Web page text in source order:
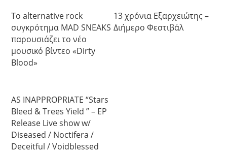
Το alternative rock
συγκρότημα MAD SNEAKS
παρουσιάζει το νέο
μουσικό βίντεο «Dirty
Blood»
13 χρόνια Εξαρχειώτης –
Διήμερο Φεστιβάλ
AS INAPPROPRIATE “Stars
Bleed & Trees Yield ” – EP
Release Live show w/
Diseased / Noctifera /
Deceitful / Voidblessed